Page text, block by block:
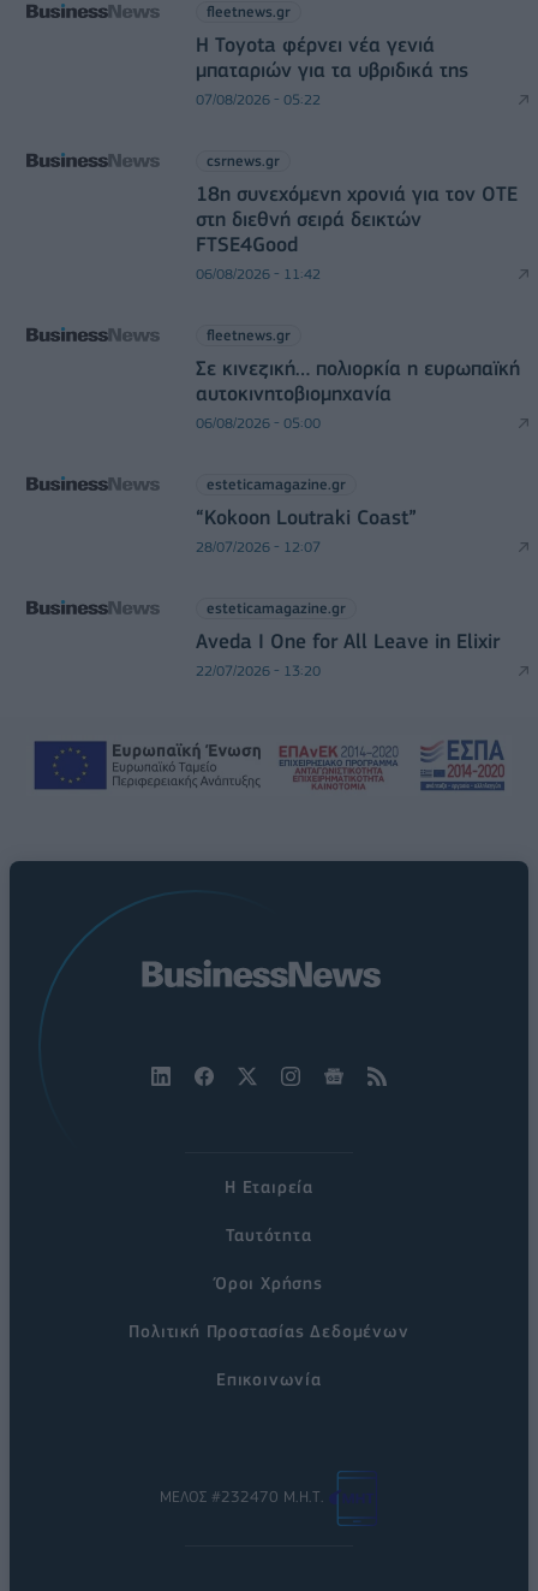
fleetnews.gr
Η Toyota φέρνει νέα γενιά
μπαταριών για τα υβριδικά της
07/08/2026 - 05:22
csrnews.gr
18η συνεχόμενη χρονιά για τον ΟΤΕ
στη διεθνή σειρά δεικτών
FTSE4Good
06/08/2026 - 11:42
fleetnews.gr
Σε κινεζική… πολιορκία η ευρωπαϊκή
αυτοκινητοβιομηχανία
06/08/2026 - 05:00
esteticamagazine.gr
“Kokoon Loutraki Coast”
28/07/2026 - 12:07
esteticamagazine.gr
Aveda I One for All Leave in Elixir
22/07/2026 - 13:20
Η Εταιρεία
Ταυτότητα
Όροι Χρήσης
Πολιτική Προστασίας Δεδομένων
Επικοινωνία
ΜΕΛΟΣ #232470 Μ.Η.Τ.